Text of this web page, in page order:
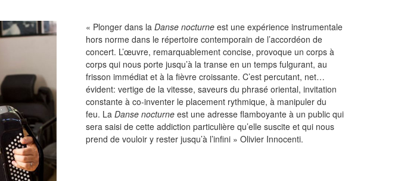
« Plonger dans la Danse nocturneest une expérience instrumentale
hors norme dans le répertoire contemporain de l’accordéon de
concert. L’œuvre, remarquablement concise, provoque un corps à
corps qui nous porte jusqu’à la transe en un temps fulgurant, au
frisson immédiat et à la fièvre croissante. C’est percutant, net…
évident: vertige de la vitesse, saveurs du phrasé oriental, invitation
constante à co-inventer le placement rythmique, à manipuler du
feu. La Danse nocturneest une adresse flamboyante à un public qui
sera saisi de cette addiction particulière qu’elle suscite et qui nous
prend de vouloir y rester jusqu’à l’infini » Olivier Innocenti.